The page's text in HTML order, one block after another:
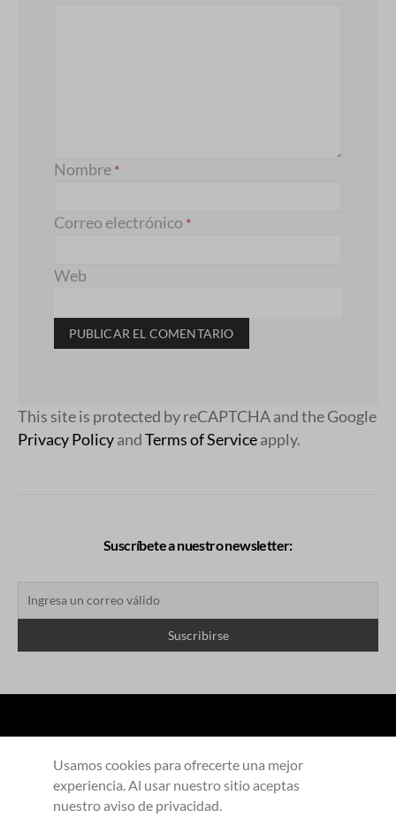
Nombre *
Correo electrónico *
Web
This site is protected by reCAPTCHA and the Google
Privacy PolicyandTerms of Serviceapply.
Suscríbete a nuestro newsletter:
COLECCIONES Productos
Contacto
Aviso de privacidad
Usamos cookies para ofrecerte una mejor
experiencia. Al usar nuestro sitio aceptas
nuestro aviso de privacidad.